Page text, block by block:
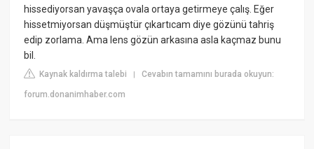
hissediyorsan yavaşça ovala ortaya getirmeye çalış. Eğer
hissetmiyorsan düşmüştür çıkartıcam diye gözünü tahriş
edip zorlama. Ama lens gözün arkasına asla kaçmaz bunu
bil.
Kaynak kaldırma talebi |Cevabın tamamını burada okuyun:
forum.donanimhaber.com